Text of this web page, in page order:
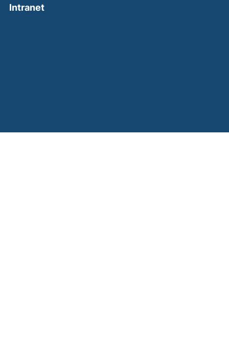
Intranet(external link, opens in a new window)